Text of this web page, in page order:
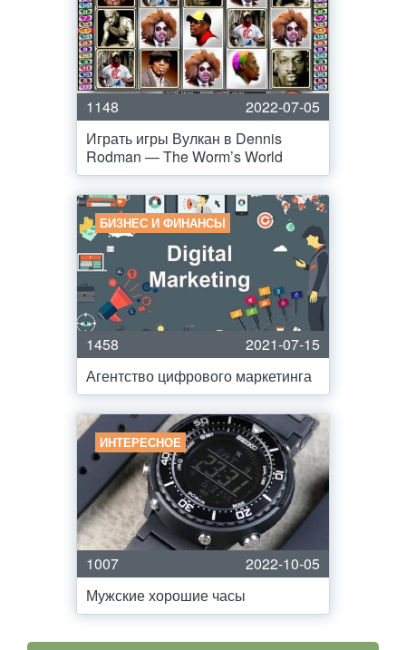
1148
2022-07-05
Играть игры Вулкан в Dennis
Rodman — The Worm’s World
БИЗНЕС И ФИНАНСЫ
1458
2021-07-15
Агентство цифрового маркетинга
ИНТЕРЕСНОЕ
1007
2022-10-05
Мужские хорошие часы